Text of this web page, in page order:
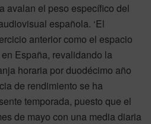
avalan el peso específico del
española. ‘El
anterior como el espacio
España, revalidando la
horaria por duodécimo año
de rendimiento se ha
temporada, puesto que el
de mayo con una media diaria